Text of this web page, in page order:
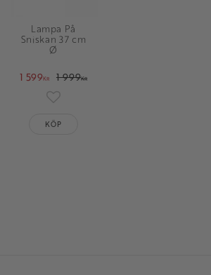
Lampa På
Sniskan 37 cm
Ø
1 599KR 1 999KR
Lägg till i favoriter
KÖP